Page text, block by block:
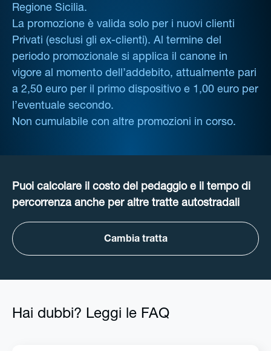
Regione Sicilia.
La promozione è valida solo per i nuovi clienti
Privati (esclusi gli ex-clienti). Al termine del
periodo promozionale si applica il canone in
vigore al momento dell’addebito, attualmente pari
a 2,50 euro per il primo dispositivo e 1,00 euro per
l’eventuale secondo.
Non cumulabile con altre promozioni in corso.
Puoi calcolare il costo del pedaggio e il tempo di
percorrenza anche per altre tratte autostradali
Cambia tratta
Hai dubbi? Leggi le FAQ